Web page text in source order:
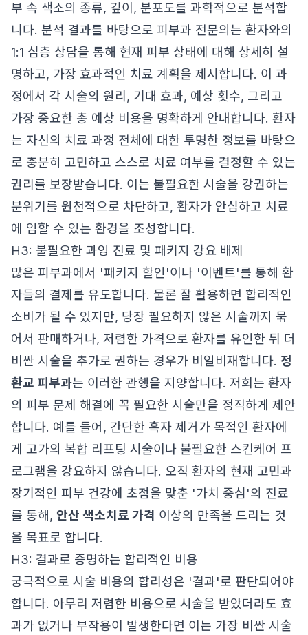
부 속 색소의 종류, 깊이, 분포도를 과학적으로 분석합
니다. 분석 결과를 바탕으로 피부과 전문의는 환자와의
1:1 심층 상담을 통해 현재 피부 상태에 대해 상세히 설
명하고, 가장 효과적인 치료 계획을 제시합니다. 이 과
정에서 각 시술의 원리, 기대 효과, 예상 횟수, 그리고
가장 중요한 총 예상 비용을 명확하게 안내합니다. 환자
는 자신의 치료 과정 전체에 대한 투명한 정보를 바탕으
로 충분히 고민하고 스스로 치료 여부를 결정할 수 있는
권리를 보장받습니다. 이는 불필요한 시술을 강권하는
분위기를 원천적으로 차단하고, 환자가 안심하고 치료
에 임할 수 있는 환경을 조성합니다.
H3: 불필요한 과잉 진료 및 패키지 강요 배제
많은 피부과에서 '패키지 할인'이나 '이벤트'를 통해 환
자들의 결제를 유도합니다. 물론 잘 활용하면 합리적인
소비가 될 수 있지만, 당장 필요하지 않은 시술까지 묶
어서 판매하거나, 저렴한 가격으로 환자를 유인한 뒤 더
비싼 시술을 추가로 권하는 경우가 비일비재합니다. 정
환교 피부과는 이러한 관행을 지양합니다. 저희는 환자
의 피부 문제 해결에 꼭 필요한 시술만을 정직하게 제안
합니다. 예를 들어, 간단한 흑자 제거가 목적인 환자에
게 고가의 복합 리프팅 시술이나 불필요한 스킨케어 프
로그램을 강요하지 않습니다. 오직 환자의 현재 고민과
장기적인 피부 건강에 초점을 맞춘 '가치 중심'의 진료
를 통해, 안산 색소치료 가격 이상의 만족을 드리는 것
을 목표로 합니다.
H3: 결과로 증명하는 합리적인 비용
궁극적으로 시술 비용의 합리성은 '결과'로 판단되어야
합니다. 아무리 저렴한 비용으로 시술을 받았더라도 효
과가 없거나 부작용이 발생한다면 이는 가장 비싼 시술